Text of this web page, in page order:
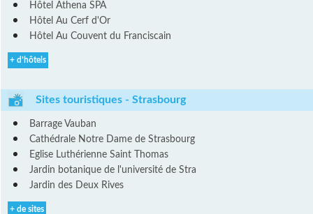
Hôtel Athena SPA
Hôtel Au Cerf d'Or
Hôtel Au Couvent du Franciscain
+ d’hôtels
Sites touristiques - Strasbourg
Barrage Vauban
Cathédrale Notre Dame de Strasbourg
Eglise Luthérienne Saint Thomas
Jardin botanique de l'université de Stra
Jardin des Deux Rives
+ de sites